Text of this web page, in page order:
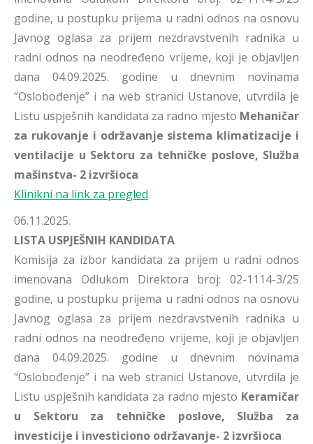
godine, u postupku prijema u radni odnos na osnovu
Javnog oglasa za prijem nezdravstvenih radnika u
radni odnos na neodređeno vrijeme, koji je objavljen
dana 04.09.2025. godine u dnevnim novinama
“Oslobođenje” i na web stranici Ustanove, utvrdila je
Listu uspješnih kandidata za radno mjesto Mehaničar
za rukovanje i održavanje sistema klimatizacije i
ventilacije u Sektoru za tehničke poslove, Služba
mašinstva- 2 izvršioca
Klinikni na link za pregled
06.11.2025.
LISTA USPJEŠNIH KANDIDATA
Komisija za izbor kandidata za prijem u radni odnos
imenovana Odlukom Direktora broj: 02-1114-3/25
godine, u postupku prijema u radni odnos na osnovu
Javnog oglasa za prijem nezdravstvenih radnika u
radni odnos na neodređeno vrijeme, koji je objavljen
dana 04.09.2025. godine u dnevnim novinama
“Oslobođenje” i na web stranici Ustanove, utvrdila je
Listu uspješnih kandidata za radno mjesto Keramičar
u Sektoru za tehničke poslove, Služba za
investicije i investiciono održavanje- 2 izvršioca